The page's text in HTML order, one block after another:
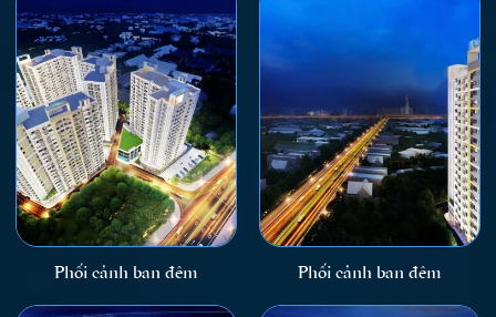
Phối cảnh ban đêm Phối cảnh ban đêm